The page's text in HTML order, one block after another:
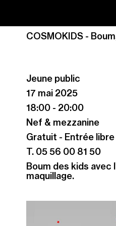
COSMOKIDS -
Jeune public
17 mai 2025
18:00 - 20:00
Nef & mezzanine
Gratuit - Entrée libre
T. 05 56 00 81 50
Boum des kids avec
maquillage.